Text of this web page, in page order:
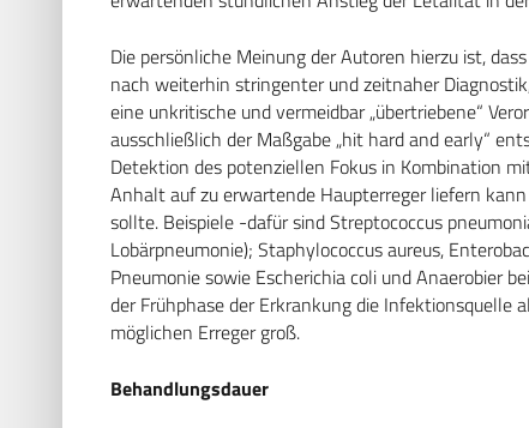
Die persönliche Meinung der Autoren hierzu ist,
nach weiterhin stringenter und zeitnaher
eine unkritische und vermeidbar „übertriebene“
ausschließlich der Maßgabe „hit hard and early“
Detektion des potenziellen Fokus in Kombination
Anhalt auf zu erwartende Haupterreger liefern
sollte. Beispiele -dafür sind Streptococcus
Lobärpneumonie); Staphylococcus aureus,
Pneumonie sowie Escherichia coli und Anaerobier
der Frühphase der Erkrankung die Infektionsquelle
möglichen Erreger groß.
Behandlungsdauer